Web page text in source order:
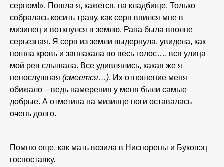
серпом!». Пошла я, кажется, на кладбище. Только
собралась косить траву, как серп впился мне в
мизинец и воткнулся в землю. Рана была вполне
серьезная. Я серп из земли выдернула, увидела, как
пошла кровь и заплакала во весь голос…, вся улица
мой рев слышала. Все удивлялись, какая же я
непослушная (смеется…). Их отношение меня
обижало – ведь намерения у меня были самые
добрые. А отметина на мизинце ноги оставалась
очень долго.
Помню еще, как мать возила в Ниспорены и Буковэц
госпоставку.